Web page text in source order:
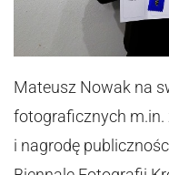
Mateusz Nowak na
fotograficznych m.in.
i nagrodę